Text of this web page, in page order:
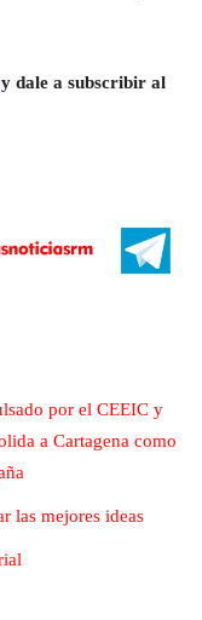
y dale a subscribir al
por el CEEIC y
a Cartagena como
las mejores ideas